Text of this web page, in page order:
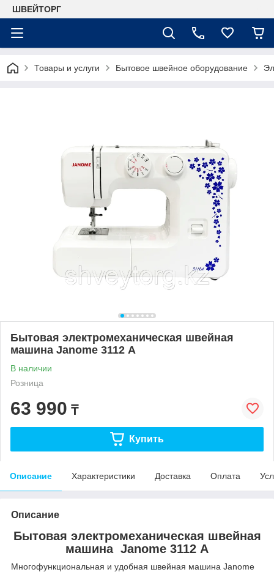
ШВЕЙТОРГ
Товары и услуги Бытовое швейное оборудование
Бытовая электромеханическая швейная
машина Janome 3112 А
В наличии
Розница
63 990 ₸
Купить
Описание Характеристики Доставка Оплата
Описание
Бытовая электромеханическая швейная
машина Janome 3112 А
Многофункциональная и удобная швейная машина Janome